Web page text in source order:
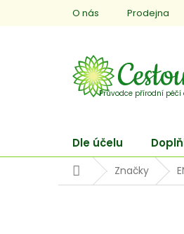
O nás Prodejna
Dle účelu
DomůZnačky